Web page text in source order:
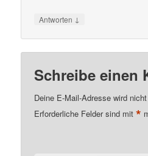
Antworten ↓
Schreibe einen
Deine E-Mail-Adresse wird
Erforderliche Felder sind mit*